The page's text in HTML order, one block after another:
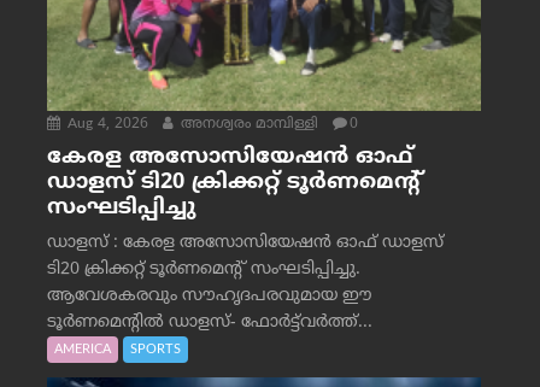
Aug 4, 2026 അനശ്വരം മാമ്പിള്ളി 0
കേരള അസോസിയേഷൻ ഓഫ്
ഡാളസ് ടി20 ക്രിക്കറ്റ് ടൂർണമെന്റ്
സംഘടിപ്പിച്ചു
ഡാളസ് : കേരള അസോസിയേഷൻ ഓഫ് ഡാളസ്
ടി20 ക്രിക്കറ്റ് ടൂർണമെന്റ് സംഘടിപ്പിച്ചു.
ആവേശകരവും സൗഹൃദപരവുമായ ഈ
ടൂർണമെന്റിൽ ഡാളസ്- ഫോർട്ട്‌വര്‍ത്ത്...
AMERICA SPORTS